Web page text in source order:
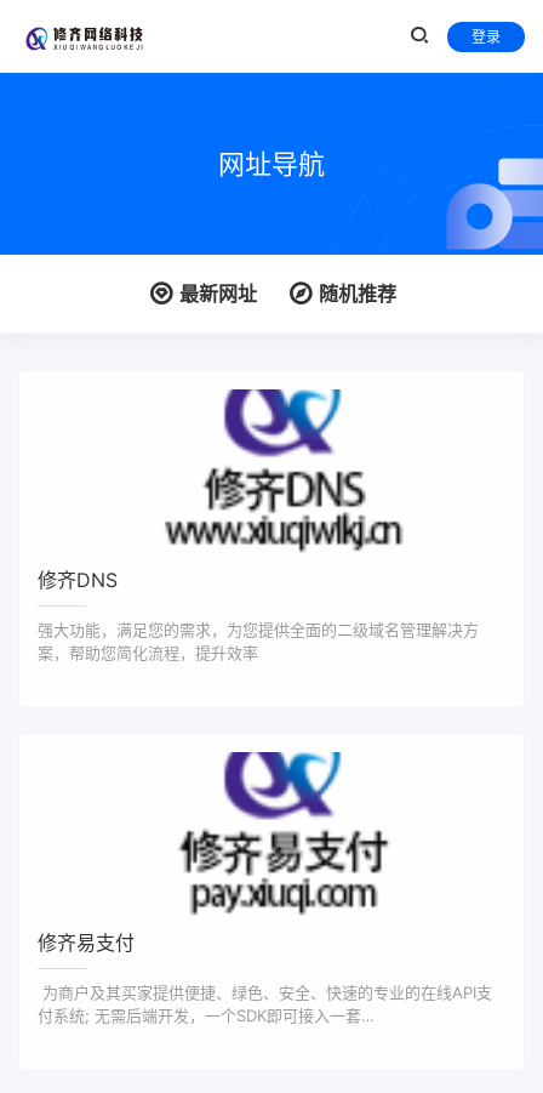
登录
网址导航
最新网址 随机推荐
修齐DNS
强大功能，满足您的需求，为您提供全面的二级域名管理解决方
案，帮助您简化流程，提升效率
修齐易支付
为商户及其买家提供便捷、绿色、安全、快速的专业的在线API支
付系统; 无需后端开发，一个SDK即可接入一套…